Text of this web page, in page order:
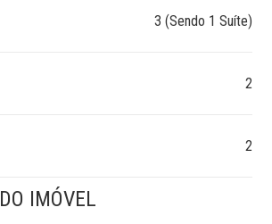
3 (Sendo 1 Suíte)
2
2
DO IMÓVEL